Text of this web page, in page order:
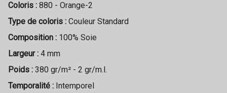
Coloris : 880 - Orange-2
Type de coloris : Couleur Standard
Composition : 100% Soie
Largeur : 4 mm
Poids : 380 gr/m² - 2 gr/m.l.
Temporalité : Intemporel